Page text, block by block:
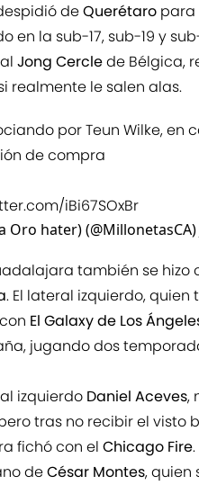
deQuerétaro para
en la sub-17, sub-19 y
Jong Cerclede Bélgica,
realmente le salen alas.
por Teun Wilke,
de compra
iBi67SOxBr
Oro hater) (@MillonetasCA)
también se hizo
. El lateral izquierdo,
El Galaxy de Los
jugando dos
izquierdo Daniel Aceves,
tras no recibir el visto
fichó con el Chicago Fire
deCésar Montes, quien